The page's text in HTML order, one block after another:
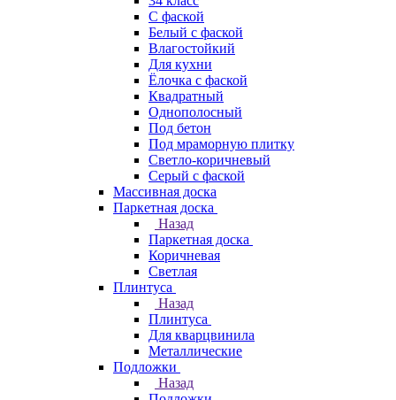
C фаской
Белый с фаской
Влагостойкий
Для кухни
Ёлочка с фаской
Квадратный
Однополосный
Под бетон
Под мраморную плитку
Светло-коричневый
Серый с фаской
Массивная доска
Паркетная доска
Назад
Паркетная доска
Коричневая
Светлая
Плинтуса
Назад
Плинтуса
Для кварцвинила
Металлические
Подложки
Назад